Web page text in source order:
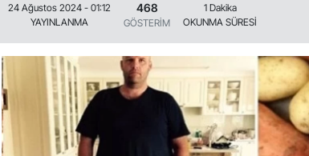
24 Ağustos 2024 - 01:12
YAYINLANMA
468
GÖSTERİM
1 Dakika
OKUNMA SÜRESİ